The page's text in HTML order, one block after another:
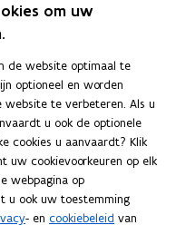
om uw
de website optimaal te
optioneel en worden
te verbeteren. Als u
u ook de optionele
cookies u aanvaardt? Klik
uw cookievoorkeuren op elk
webpagina op
u ook uw toestemming
- en cookiebeleid van